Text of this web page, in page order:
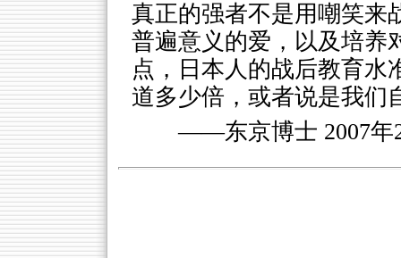
真正的强者不是用嘲笑来
普遍意义的爱，以及培养
点，日本人的战后教育水
道多少倍，或者说是我们
——东京博士 2007年